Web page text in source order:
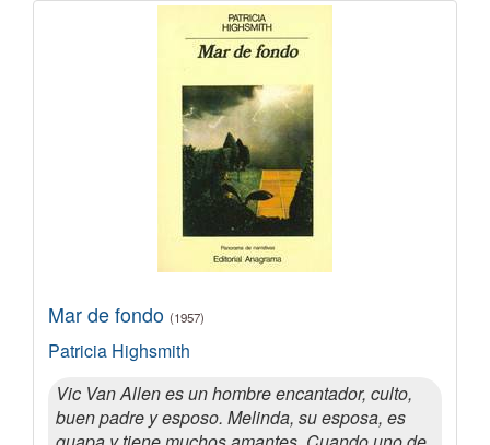
Mar de fondo (1957)
Patricia Highsmith
Vic Van Allen es un hombre encantador, culto,
buen padre y esposo. Melinda, su esposa, es